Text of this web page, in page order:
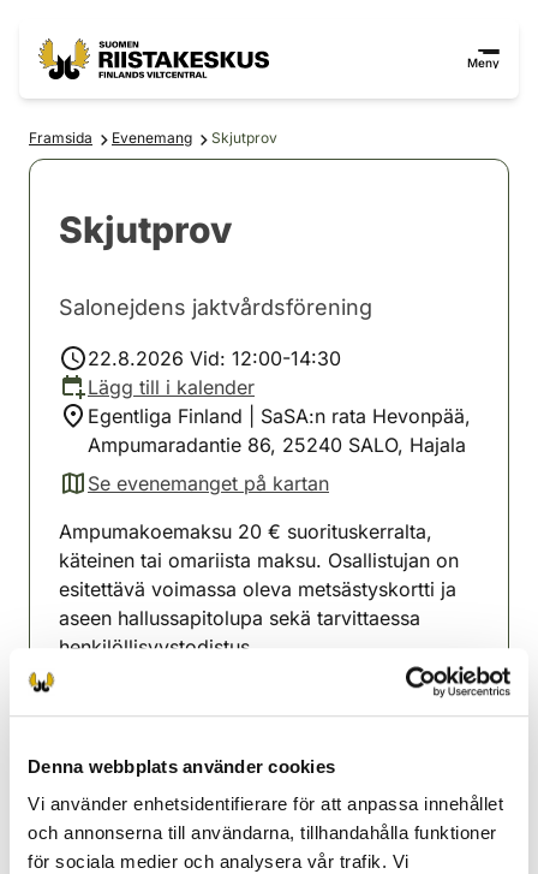
Denna webbplats använder cookies
Vi använder enhetsidentifierare för att anpassa innehållet
och annonserna till användarna, tillhandahålla funktioner
för sociala medier och analysera vår trafik. Vi
Meny
Framsida Evenemang Skjutprov
Skjutprov
Salonejdens jaktvårdsförening
22.8.2026 Vid: 12:00-14:30
Lägg till i kalender
Egentliga Finland | SaSA:n rata Hevonpää,
Ampumaradantie 86, 25240 SALO, Hajala
Se evenemanget på kartan
(avautuu uuteen välilehteen)
Ampumakoemaksu 20 € suorituskerralta,
käteinen tai omariista maksu. Osallistujan on
esitettävä voimassa oleva metsästyskortti ja
aseen hallussapitolupa sekä tarvittaessa
henkilöllisyystodistus.
0400 473403